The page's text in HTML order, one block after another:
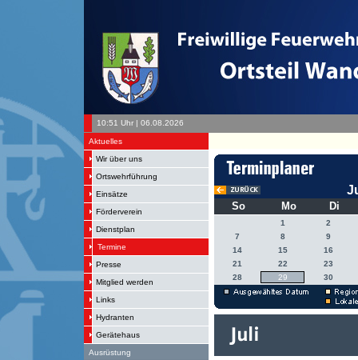
10:51 Uhr | 06.08.2026
Aktuelles
Wir über uns
Ortswehrführung
Einsätze
Förderverein
Dienstplan
Termine
Presse
Mitglied werden
Links
Hydranten
Gerätehaus
Ausrüstung
So Mo Di
1
2
7
8
9
14
15
16
21
22
23
28
29 30